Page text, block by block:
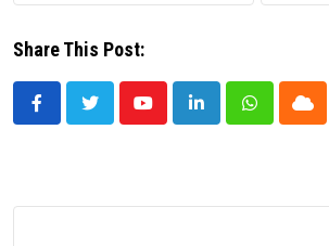
Share This Post:
YoutubeLinkedInWhatsapp